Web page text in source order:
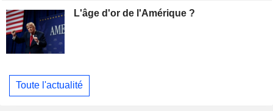
L'âge d'or de l'Amérique ?
Toute l'actualité